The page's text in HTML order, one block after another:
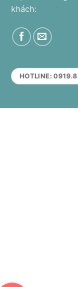
khách:
HOTLINE: